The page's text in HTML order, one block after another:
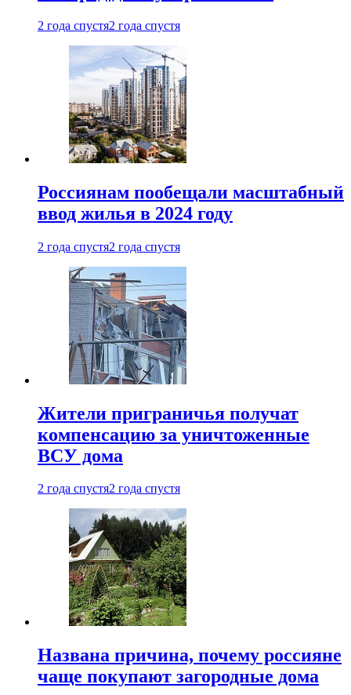
2 года спустя2 года спустя
Россиянам пообещали масштабный
ввод жилья в 2024 году
2 года спустя2 года спустя
Жители приграничья получат
компенсацию за уничтоженные
ВСУ дома
2 года спустя2 года спустя
Названа причина, почему россияне
чаще покупают загородные дома